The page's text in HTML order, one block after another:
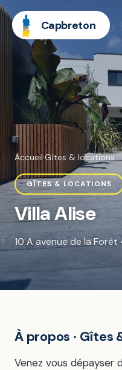
Capbreton
Accueil·Gîtes & locations
GÎTES & LOCATIONS
Villa Alise
10 A avenue de la
À propos · Gîtes
Venez vous dépayser